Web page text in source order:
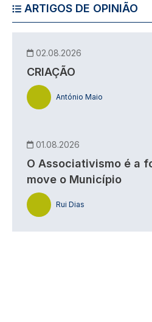
ARTIGOS DE OPINIÃO
02.08.2026
CRIAÇÃO
António Maio
01.08.2026
O Associativismo é a
move o Município
Rui Dias